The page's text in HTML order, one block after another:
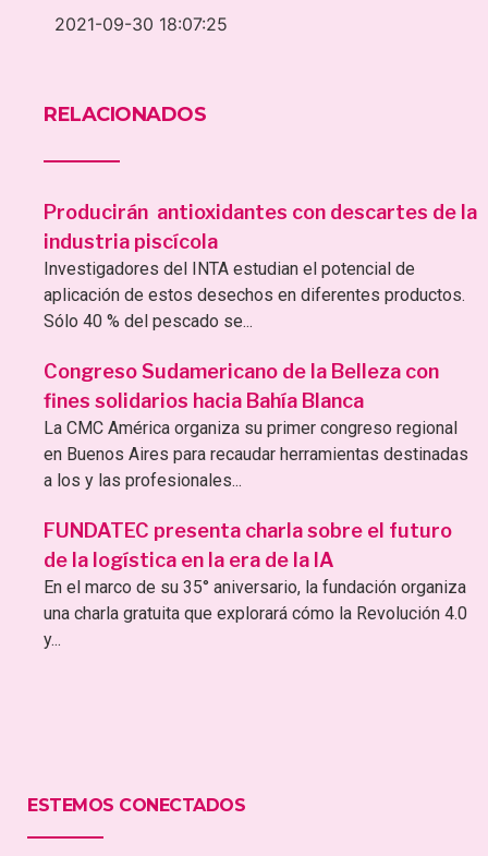
2021-09-30 18:07:25
RELACIONADOS
Producirán antioxidantes con descartes de la
industria piscícola
Investigadores del INTA estudian el potencial de
aplicación de estos desechos en diferentes productos.
Sólo 40 % del pescado se...
Congreso Sudamericano de la Belleza con
fines solidarios hacia Bahía Blanca
La CMC América organiza su primer congreso regional
en Buenos Aires para recaudar herramientas destinadas
a los y las profesionales...
FUNDATEC presenta charla sobre el futuro
de la logística en la era de la IA
En el marco de su 35° aniversario, la fundación organiza
una charla gratuita que explorará cómo la Revolución 4.0
y...
ESTEMOS CONECTADOS